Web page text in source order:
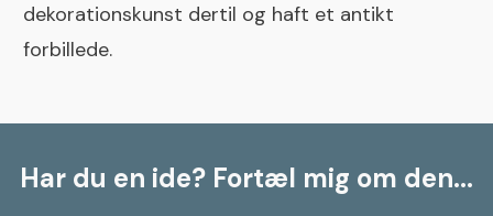
dekorationskunst dertil og haft et antikt
forbillede.
Har du en ide? Fortæl mig om den...